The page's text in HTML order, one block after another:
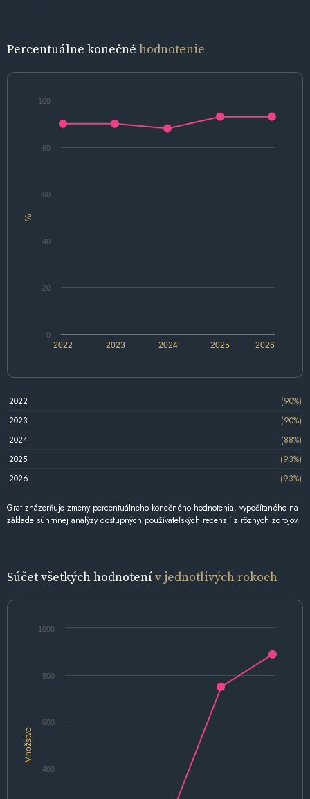
Percentuálne konečné hodnotenie
%
2022 2024 2026
2023 2025
0
20
40
60
80
100
2022
(90%)
2023
(90%)
2024
(88%)
2025
(93%)
2026
(93%)
Graf znázorňuje zmeny percentuálneho konečného hodnotenia, vypočítaného na
základe súhrnnej analýzy dostupných používateľských recenzií z rôznych zdrojov.
Súčet všetkých hodnotenív jednotlivých rokoch
Množstvo
400
600
800
1000